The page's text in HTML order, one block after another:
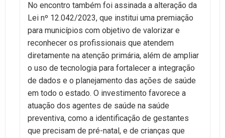
No encontro também foi assinada a alteração da
Lei nº 12.042/2023, que institui uma premiação
para municípios com objetivo de valorizar e
reconhecer os profissionais que atendem
diretamente na atenção primária, além de ampliar
o uso de tecnologia para fortalecer a integração
de dados e o planejamento das ações de saúde
em todo o estado. O investimento favorece a
atuação dos agentes de saúde na saúde
preventiva, como a identificação de gestantes
que precisam de pré-natal, e de crianças que